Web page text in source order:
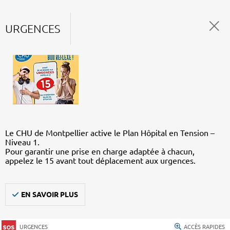
URGENCES
Le CHU de Montpellier active le Plan Hôpital en Tension –
Niveau 1.
Pour garantir une prise en charge adaptée à chacun,
appelez le 15 avant tout déplacement aux urgences.
EN SAVOIR PLUS
URGENCES ACCÈS RAPIDES